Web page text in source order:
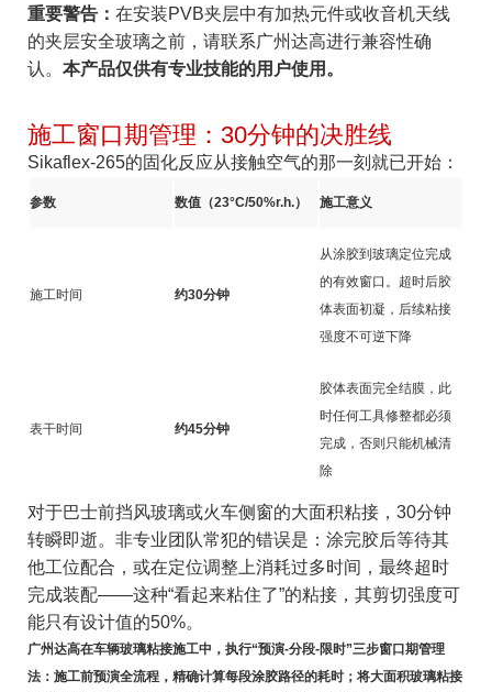
重要警告： 在安装PVB夹层中有加热元件或收音机天线
的夹层安全玻璃之前，请联系广州达高进行兼容性确
认。 本产品仅供有专业技能的用户使用。
施工窗口期管理：30分钟的决胜线
Sikaflex-265的固化反应从接触空气的那一刻就已开始：
参数 数值（23°C/50%r.h.） 施工意义
施工时间 约30分钟
从涂胶到玻璃定位完成
的有效窗口。超时后胶
体表面初凝，后续粘接
强度不可逆下降
表干时间 约45分钟
胶体表面完全结膜，此
时任何工具修整都必须
完成，否则只能机械清
除
对于巴士前挡风玻璃或火车侧窗的大面积粘接，30分钟
转瞬即逝。非专业团队常犯的错误是：涂完胶后等待其
他工位配合，或在定位调整上消耗过多时间，最终超时
完成装配——这种“看起来粘住了”的粘接，其剪切强度可
能只有设计值的50%。
广州达高在车辆玻璃粘接施工中，执行“预演-分段-限时”三步窗口期管理
法：施工前预演全流程，精确计算每段涂胶路径的耗时；将大面积玻璃粘接